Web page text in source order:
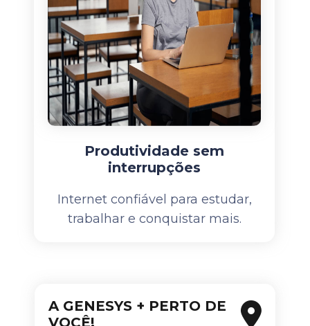
Produtividade sem
interrupções
Internet confiável para estudar,
trabalhar e conquistar mais.
A GENESYS + PERTO DE